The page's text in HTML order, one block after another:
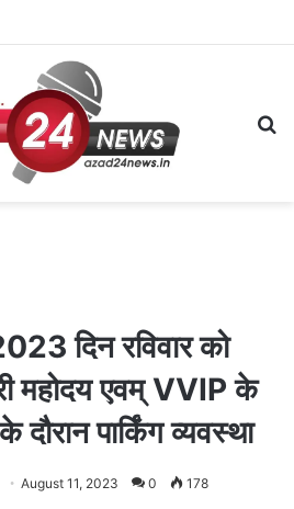
दिन रविवार को
महोदय एवम् VVIP के
पार्किंग व्यवस्था
August 11, 2023 0 178